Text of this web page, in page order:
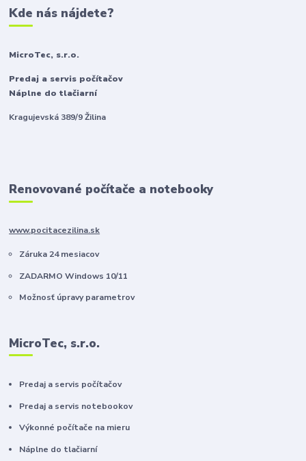
Kde nás nájdete?
MicroTec, s.r.o.
Predaj a servis počítačov
Náplne do tlačiarní
Kragujevská 389/9 Žilina
Renovované počítače a notebooky
www.pocitacezilina.sk
Záruka 24 mesiacov
ZADARMO Windows 10/11
Možnosť úpravy parametrov
MicroTec, s.r.o.
Predaj a servis počítačov
Predaj a servis notebookov
Výkonné počítače na mieru
Náplne do tlačiarní